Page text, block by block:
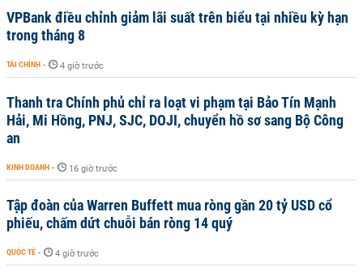
VPBank điều chỉnh giảm lãi suất trên biểu tại nhiều kỳ hạn
trong tháng 8
TÀI CHÍNH - 4 giờ trước
Thanh tra Chính phủ chỉ ra loạt vi phạm tại Bảo Tín Mạnh
Hải, Mi Hồng, PNJ, SJC, DOJI, chuyển hồ sơ sang Bộ Công
an
KINH DOANH - 16 giờ trước
Tập đoàn của Warren Buffett mua ròng gần 20 tỷ USD cổ
phiếu, chấm dứt chuỗi bán ròng 14 quý
QUỐC TẾ - 4 giờ trước